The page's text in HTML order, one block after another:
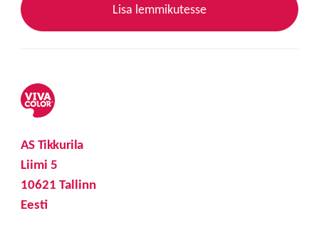
Lisa lemmikutesse
AS Tikkurila
Liimi 5
10621 Tallinn
Eesti